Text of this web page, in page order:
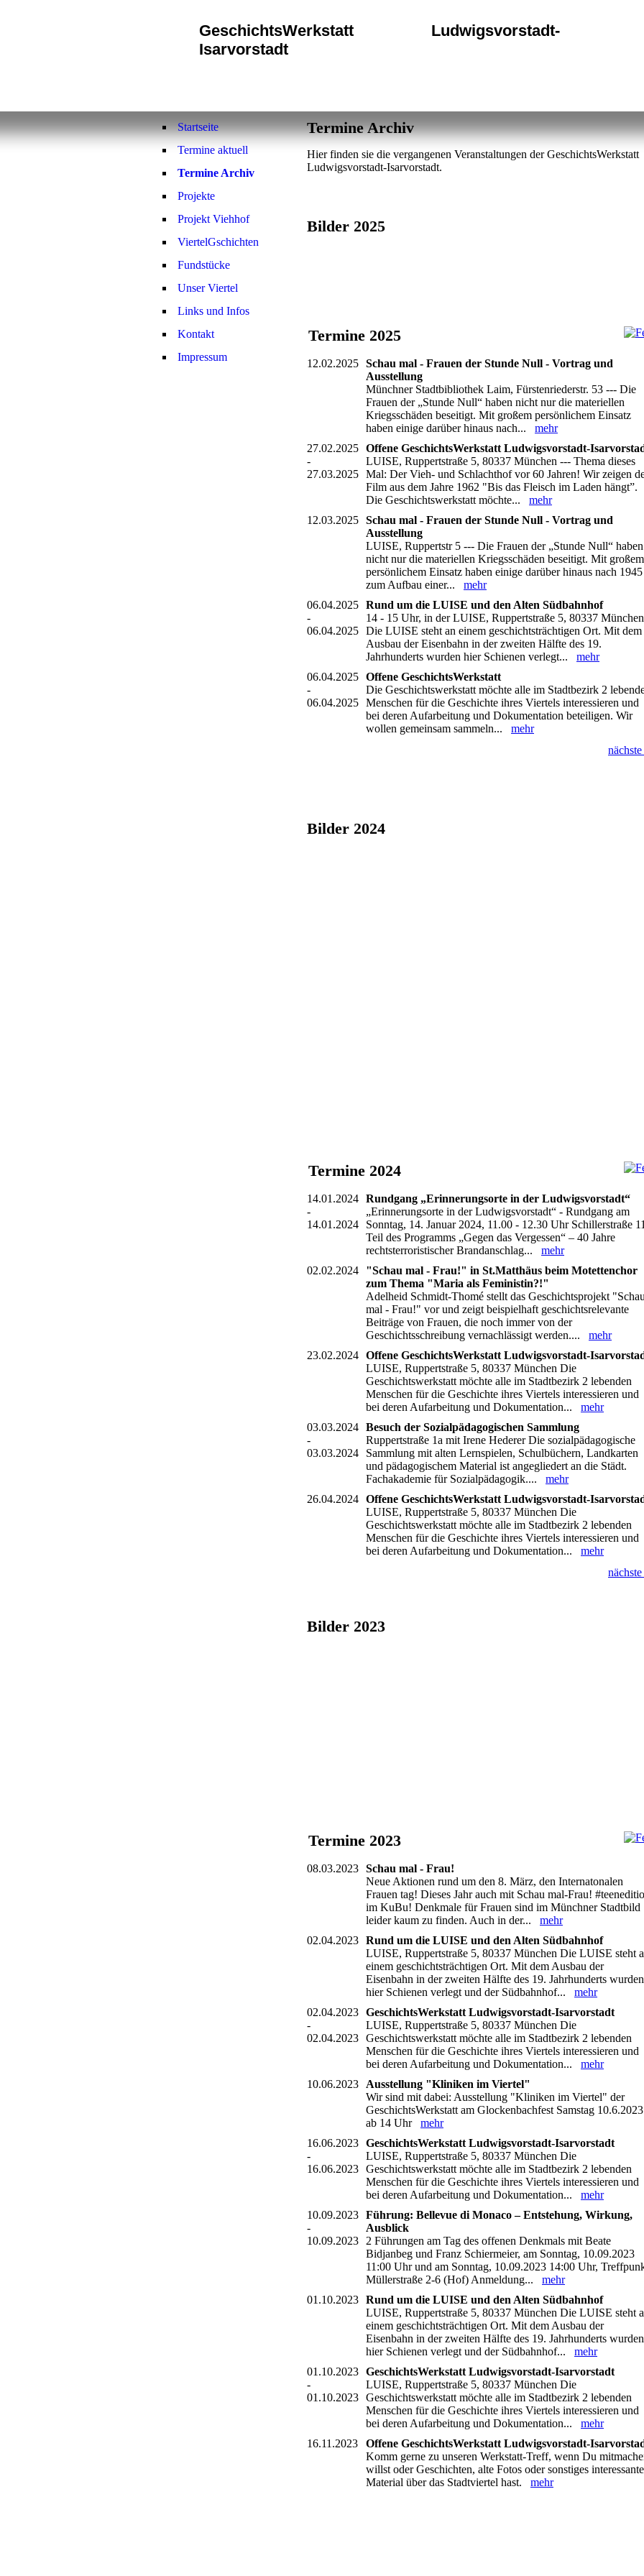
GeschichtsWerkstatt
Ludwigsvorstadt-
Isarvorstadt
Startseite
Termine aktuell
Termine Archiv
Projekte
Projekt Viehhof
ViertelGschichten
Fundstücke
Unser Viertel
Links und Infos
Kontakt
Impressum
Termine Archiv
Hier finden sie die vergangenen Veranstaltungen der GeschichtsWerkstatt
Ludwigsvorstadt-Isarvorstadt.
Bilder 2025
Termine 2025
12.02.2025 Schau mal - Frauen der Stunde Null - Vortrag und
Ausstellung
Münchner Stadtbibliothek Laim, Fürstenriederstr. 53 --- Die
Frauen der „Stunde Null“ haben nicht nur die materiellen
Kriegsschäden beseitigt. Mit großem persönlichem Einsatz
haben einige darüber hinaus nach... mehr
27.02.2025
-
27.03.2025
Offene GeschichtsWerkstatt Ludwigsvorstadt-
LUISE, Ruppertstraße 5, 80337 München --- Thema dieses
Mal: Der Vieh- und Schlachthof vor 60 Jahren! Wir zeigen
Film aus dem Jahre 1962 "Bis das Fleisch im Laden hängt”.
Die Geschichtswerkstatt möchte... mehr
12.03.2025 Schau mal - Frauen der Stunde Null - Vortrag und
Ausstellung
LUISE, Ruppertstr 5 --- Die Frauen der „Stunde Null“ haben
nicht nur die materiellen Kriegsschäden beseitigt. Mit großem
persönlichem Einsatz haben einige darüber hinaus nach 1945
zum Aufbau einer... mehr
06.04.2025
-
06.04.2025
Rund um die LUISE und den Alten Südbahnhof
14 - 15 Uhr, in der LUISE, Ruppertstraße 5, 80337 München
Die LUISE steht an einem geschichtsträchtigen Ort. Mit dem
Ausbau der Eisenbahn in der zweiten Hälfte des 19.
Jahrhunderts wurden hier Schienen verlegt... mehr
06.04.2025
-
06.04.2025
Offene GeschichtsWerkstatt
Die Geschichtswerkstatt möchte alle im Stadtbezirk 2
Menschen für die Geschichte ihres Viertels interessieren und
bei deren Aufarbeitung und Dokumentation beteiligen. Wir
wollen gemeinsam sammeln... mehr
Bilder 2024
Termine 2024
14.01.2024
-
14.01.2024
Rundgang „Erinnerungsorte in der Ludwigsvorstadt“
„Erinnerungsorte in der Ludwigsvorstadt“ - Rundgang am
Sonntag, 14. Januar 2024, 11.00 - 12.30 Uhr Schillerstraße
Teil des Programms „Gegen das Vergessen“ – 40 Jahre
rechtsterroristischer Brandanschlag... mehr
02.02.2024
"Schau mal - Frau!" in St.Matthäus beim Motettenchor
zum Thema "Maria als Feministin?!"
Adelheid Schmidt-Thomé stellt das Geschichtsprojekt
mal - Frau!" vor und zeigt beispielhaft geschichtsrelevante
Beiträge von Frauen, die noch immer von der
Geschichtsschreibung vernachlässigt werden.... mehr
23.02.2024 Offene GeschichtsWerkstatt Ludwigsvorstadt-
LUISE, Ruppertstraße 5, 80337 München Die
Geschichtswerkstatt möchte alle im Stadtbezirk 2 lebenden
Menschen für die Geschichte ihres Viertels interessieren und
bei deren Aufarbeitung und Dokumentation... mehr
03.03.2024
-
03.03.2024
Besuch der Sozialpädagogischen Sammlung
Ruppertstraße 1a mit Irene Hederer Die sozialpädagogische
Sammlung mit alten Lernspielen, Schulbüchern, Landkarten
und pädagogischem Material ist angegliedert an die Städt.
Fachakademie für Sozialpädagogik.... mehr
26.04.2024 Offene GeschichtsWerkstatt Ludwigsvorstadt-
LUISE, Ruppertstraße 5, 80337 München Die
Geschichtswerkstatt möchte alle im Stadtbezirk 2 lebenden
Menschen für die Geschichte ihres Viertels interessieren und
bei deren Aufarbeitung und Dokumentation... mehr
Bilder 2023
Termine 2023
08.03.2023 Schau mal - Frau!
Neue Aktionen rund um den 8. März, den Internatonalen
Frauen tag! Dieses Jahr auch mit Schau mal-Frau!
im KuBu! Denkmale für Frauen sind im Münchner Stadtbild
leider kaum zu finden. Auch in der... mehr
02.04.2023 Rund um die LUISE und den Alten Südbahnhof
LUISE, Ruppertstraße 5, 80337 München Die LUISE steht
einem geschichtsträchtigen Ort. Mit dem Ausbau der
Eisenbahn in der zweiten Hälfte des 19. Jahrhunderts wurden
hier Schienen verlegt und der Südbahnhof... mehr
02.04.2023
-
02.04.2023
GeschichtsWerkstatt Ludwigsvorstadt-Isarvorstadt
LUISE, Ruppertstraße 5, 80337 München Die
Geschichtswerkstatt möchte alle im Stadtbezirk 2 lebenden
Menschen für die Geschichte ihres Viertels interessieren und
bei deren Aufarbeitung und Dokumentation... mehr
10.06.2023
Ausstellung "Kliniken im Viertel"
Wir sind mit dabei: Ausstellung "Kliniken im Viertel" der
GeschichtsWerkstatt am Glockenbachfest Samstag 10.6.2023
ab 14 Uhr mehr
16.06.2023
-
16.06.2023
GeschichtsWerkstatt Ludwigsvorstadt-Isarvorstadt
LUISE, Ruppertstraße 5, 80337 München Die
Geschichtswerkstatt möchte alle im Stadtbezirk 2 lebenden
Menschen für die Geschichte ihres Viertels interessieren und
bei deren Aufarbeitung und Dokumentation... mehr
10.09.2023
-
10.09.2023
Führung: Bellevue di Monaco – Entstehung, Wirkung,
Ausblick
2 Führungen am Tag des offenen Denkmals mit Beate
Bidjanbeg und Franz Schiermeier, am Sonntag, 10.09.2023
11:00 Uhr und am Sonntag, 10.09.2023 14:00 Uhr,
Müllerstraße 2-6 (Hof) Anmeldung... mehr
01.10.2023 Rund um die LUISE und den Alten Südbahnhof
LUISE, Ruppertstraße 5, 80337 München Die LUISE steht
einem geschichtsträchtigen Ort. Mit dem Ausbau der
Eisenbahn in der zweiten Hälfte des 19. Jahrhunderts wurden
hier Schienen verlegt und der Südbahnhof... mehr
01.10.2023
-
01.10.2023
GeschichtsWerkstatt Ludwigsvorstadt-Isarvorstadt
LUISE, Ruppertstraße 5, 80337 München Die
Geschichtswerkstatt möchte alle im Stadtbezirk 2 lebenden
Menschen für die Geschichte ihres Viertels interessieren und
bei deren Aufarbeitung und Dokumentation... mehr
16.11.2023
Offene GeschichtsWerkstatt Ludwigsvorstadt-
Komm gerne zu unseren Werkstatt-Treff, wenn Du
willst oder Geschichten, alte Fotos oder sonstiges
Material über das Stadtviertel hast. mehr